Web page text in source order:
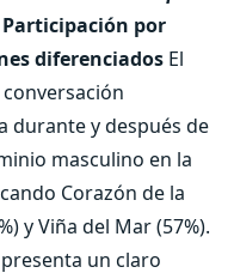
Participación por
diferenciados El
durante y después de
masculino en la
Corazón de la
y Viña del Mar (57%).
un claro